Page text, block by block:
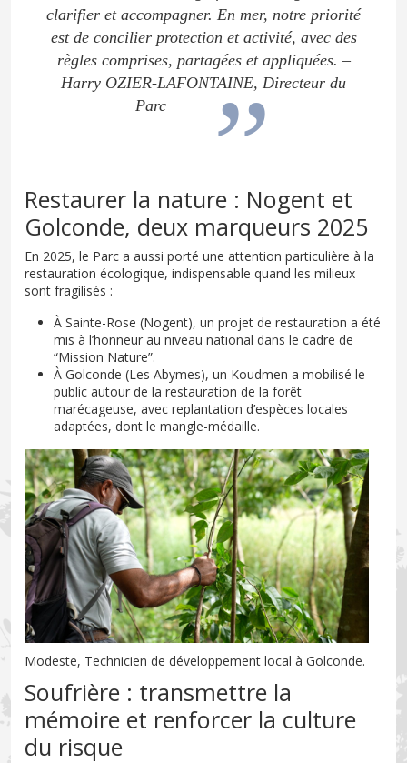
clarifier et accompagner. En mer, notre priorité
est de concilier protection et activité, avec des
règles comprises, partagées et appliquées. –
Harry OZIER-LAFONTAINE, Directeur du
Parc
Restaurer la nature : Nogent et
Golconde, deux marqueurs 2025
En 2025, le Parc a aussi porté une attention particulière à la
restauration écologique, indispensable quand les milieux
sont fragilisés :
À Sainte-Rose (Nogent), un projet de restauration a été
mis à l’honneur au niveau national dans le cadre de
“Mission Nature”.
À Golconde (Les Abymes), un Koudmen a mobilisé le
public autour de la restauration de la forêt
marécageuse, avec replantation d’espèces locales
adaptées, dont le mangle-médaille.
Modeste, Technicien de développement local à Golconde.
Soufrière : transmettre la
mémoire et renforcer la culture
du risque